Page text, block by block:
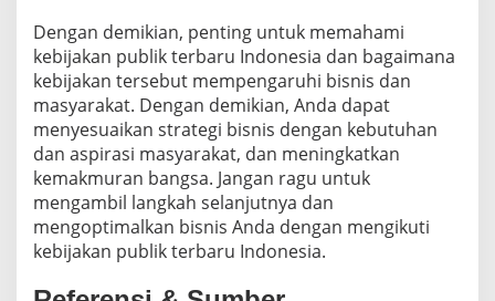
Dengan demikian, penting untuk memahami
kebijakan publik terbaru Indonesia dan bagaimana
kebijakan tersebut mempengaruhi bisnis dan
masyarakat. Dengan demikian, Anda dapat
menyesuaikan strategi bisnis dengan kebutuhan
dan aspirasi masyarakat, dan meningkatkan
kemakmuran bangsa. Jangan ragu untuk
mengambil langkah selanjutnya dan
mengoptimalkan bisnis Anda dengan mengikuti
kebijakan publik terbaru Indonesia.